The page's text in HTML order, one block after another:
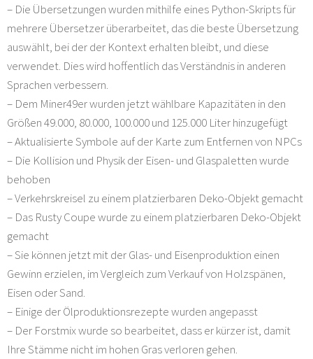
– Die Übersetzungen wurden mithilfe eines Python-Skripts für
mehrere Übersetzer überarbeitet, das die beste Übersetzung
auswählt, bei der der Kontext erhalten bleibt, und diese
verwendet. Dies wird hoffentlich das Verständnis in anderen
Sprachen verbessern.
– Dem Miner49er wurden jetzt wählbare Kapazitäten in den
Größen 49.000, 80.000, 100.000 und 125.000 Liter hinzugefügt
– Aktualisierte Symbole auf der Karte zum Entfernen von NPCs
– Die Kollision und Physik der Eisen- und Glaspaletten wurde
behoben
– Verkehrskreisel zu einem platzierbaren Deko-Objekt gemacht
– Das Rusty Coupe wurde zu einem platzierbaren Deko-Objekt
gemacht
– Sie können jetzt mit der Glas- und Eisenproduktion einen
Gewinn erzielen, im Vergleich zum Verkauf von Holzspänen,
Eisen oder Sand.
– Einige der Ölproduktionsrezepte wurden angepasst
– Der Forstmix wurde so bearbeitet, dass er kürzer ist, damit
Ihre Stämme nicht im hohen Gras verloren gehen.